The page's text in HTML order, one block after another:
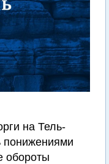
на Тель-
понижениями
обороты